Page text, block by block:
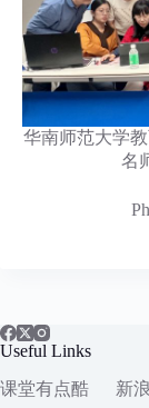
华南师范大学
名
Useful Links
课堂有点酷
新